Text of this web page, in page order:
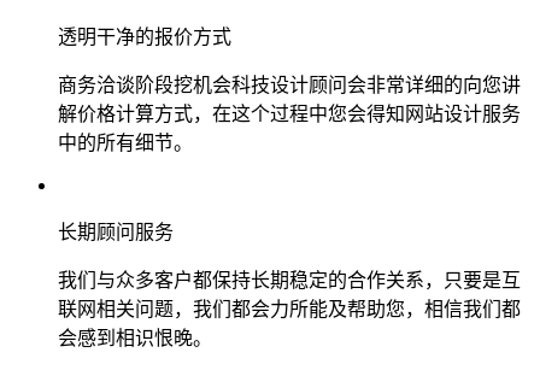
透明干净的报价方式
商务洽谈阶段挖机会科技设计顾问会非常详细的向您讲
解价格计算方式，在这个过程中您会得知网站设计服务
中的所有细节。
长期顾问服务
我们与众多客户都保持长期稳定的合作关系，只要是互
联网相关问题，我们都会力所能及帮助您，相信我们都
会感到相识恨晚。